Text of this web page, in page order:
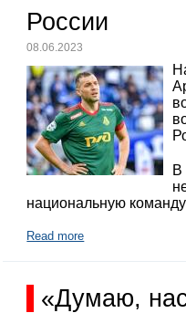
России
08.06.2023
В
национальную
Read more
«Думаю, нас